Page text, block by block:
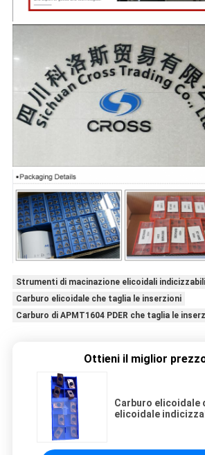
Strumenti di macinazione elicoidali indicizzabili
Carburo elicoidale che taglia le inserzioni
Carburo di APMT1604 PDER che taglia le
Ottieni il miglior
Carburo elicoidale
elicoidale